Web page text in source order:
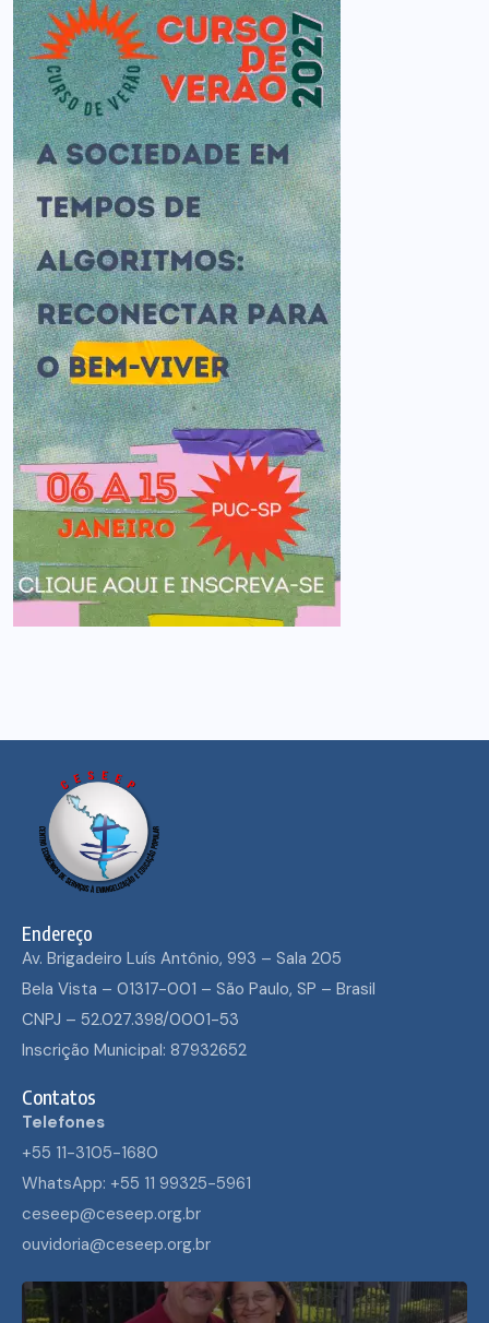
Endereço
Av. Brigadeiro Luís Antônio, 993 – Sala 205
Bela Vista – 01317-001 – São Paulo, SP – Brasil
CNPJ – 52.027.398/0001-53
Inscrição Municipal: 87932652
Contatos
Telefones
+55 11-3105-1680
WhatsApp: +55 11 99325-5961
ceseep@ceseep.org.br
ouvidoria@ceseep.org.br